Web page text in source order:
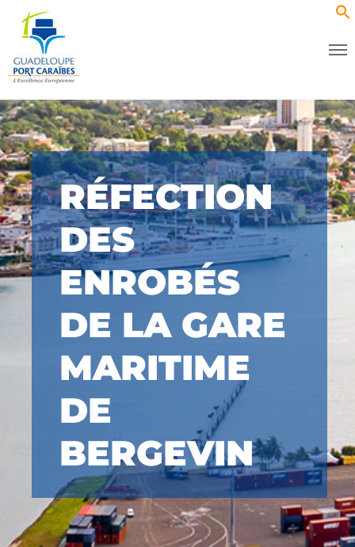
RÉFECTION
DES
ENROBÉS
DE LA GARE
MARITIME
DE
BERGEVIN